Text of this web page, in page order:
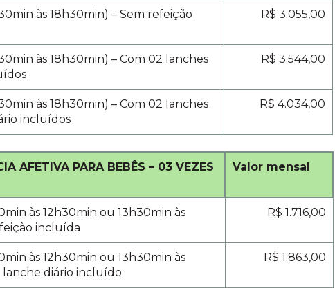
às 18h30min) – Sem refeição
R$ 3.055,00
às 18h30min) – Com 02 lanches
R$ 3.544,00
às 18h30min) – Com 02 lanches
incluídos
R$ 4.034,00
AFETIVA PARA BEBÊS – 03 VEZES
Valor mensal
às 12h30min ou 13h30min às
incluída
R$ 1.716,00
às 12h30min ou 13h30min às
lanche diário incluído
R$ 1.863,00